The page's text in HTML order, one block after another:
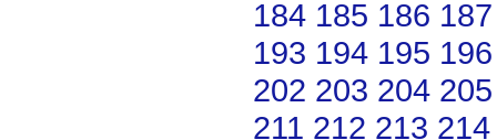
184 185 186 187
193 194 195 196
202 203 204 205
211 212 213 214